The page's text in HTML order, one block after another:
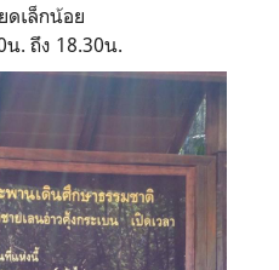
ดเล็กน้อย
น. ถึง 18.30น.